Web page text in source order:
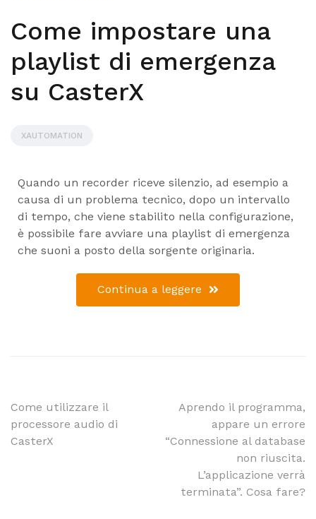
Come impostare una
playlist di emergenza
su CasterX
XAUTOMATION
Quando un recorder riceve silenzio, ad esempio a
causa di un problema tecnico, dopo un intervallo
di tempo, che viene stabilito nella configurazione,
è possibile fare avviare una playlist di emergenza
che suoni a posto della sorgente originaria.
Continua a leggere
Come utilizzare il
processore audio di
CasterX
Aprendo il programma,
appare un errore
“Connessione al database
non riuscita.
L’applicazione verrà
terminata”. Cosa fare?